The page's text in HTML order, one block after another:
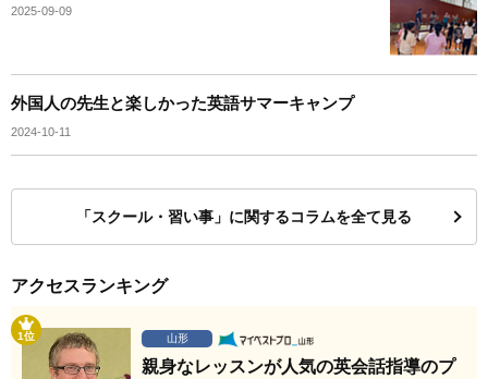
2025-09-09
外国人の先生と楽しかった英語サマーキャンプ
2024-10-11
「スクール・習い事」に関するコラムを全て見る
アクセスランキング
1位 山形
親身なレッスンが人気の英会話指導のプ